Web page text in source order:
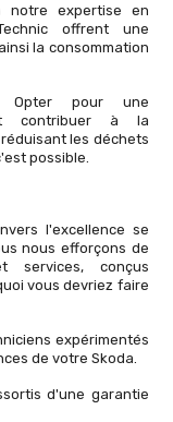
expertise en
offrent une
la consommation
pour une
contribuer à la
les déchets
possible.
l'excellence se
nous efforçons de
services, conçus
vous devriez faire
expérimentés
de votre Skoda.
d'une garantie